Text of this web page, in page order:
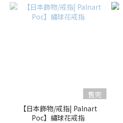
售完
【日本飾物/戒指| Palnart
Poc】繡球花戒指